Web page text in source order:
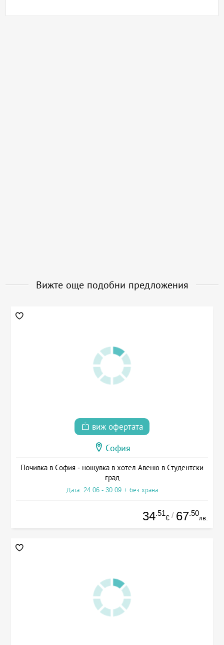
Вижте още подобни предложения
виж офертата
София
Почивка в София - нощувка в хотел Авеню в Студентски
град
Дата: 24.06 - 30.09 + без храна
34.51
€ / 67.50
лв.